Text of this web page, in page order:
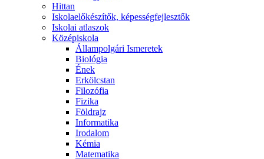
Hittan
Iskolaelőkészítők, képességfejlesztők
Iskolai atlaszok
Középiskola
Állampolgári Ismeretek
Biológia
Ének
Erkölcstan
Filozófia
Fizika
Földrajz
Informatika
Irodalom
Kémia
Matematika